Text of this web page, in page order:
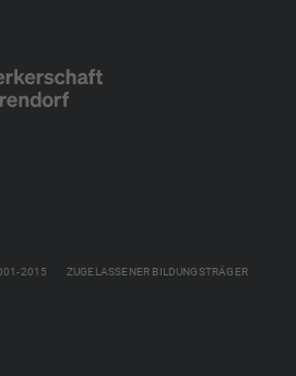
2015 ZUGELASSENER BILDUNGSTRÄGER